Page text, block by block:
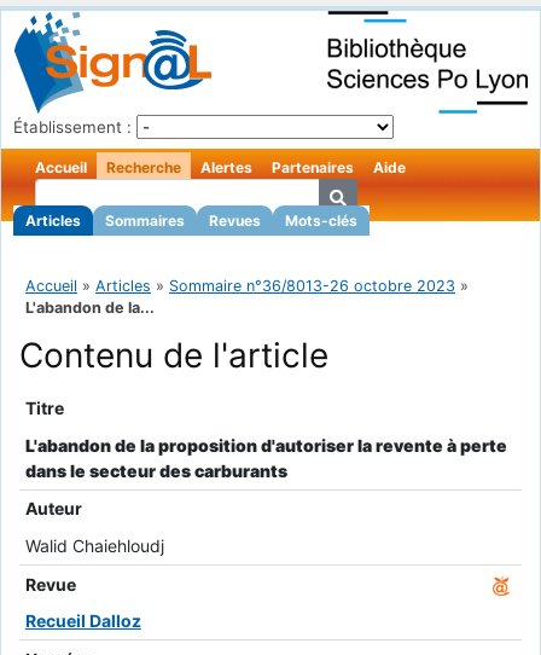
Établissement :
Accueil Recherche
Articles Sommaires Revues Mots-clés
Alertes Partenaires Aide
Accueil » Articles » Sommaire n°36/8013-26 octobre 2023 »
L'abandon de la...
Contenu de l'article
Titre
L'abandon de la proposition d'autoriser la revente à perte
dans le secteur des carburants
Auteur
Walid Chaiehloudj
Revue
Recueil Dalloz